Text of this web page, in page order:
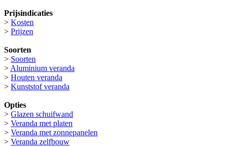
Prijsindicaties
> Kosten
> Prijzen
Soorten
> Soorten
>Aluminium veranda
> Houten veranda
> Kunststof veranda
Opties
> Glazen schuifwand
> Veranda met platen
> Veranda met zonnepanelen
> Veranda zelfbouw